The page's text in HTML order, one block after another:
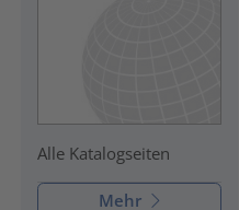
Alle Katalogseiten
Mehr